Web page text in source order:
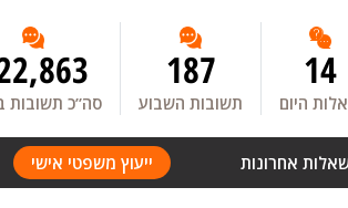
14
היום
187
תשובות השבוע סה”כ תשובות
אחרונות ייעוץ משפטי אישי